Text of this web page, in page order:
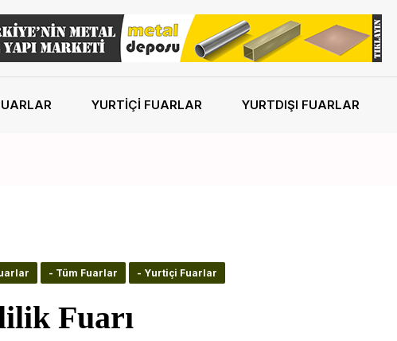
YURTIÇI FUARLAR YURTDIŞI FUARLAR
- Tüm Fuarlar - Yurtiçi Fuarlar
Fuarı